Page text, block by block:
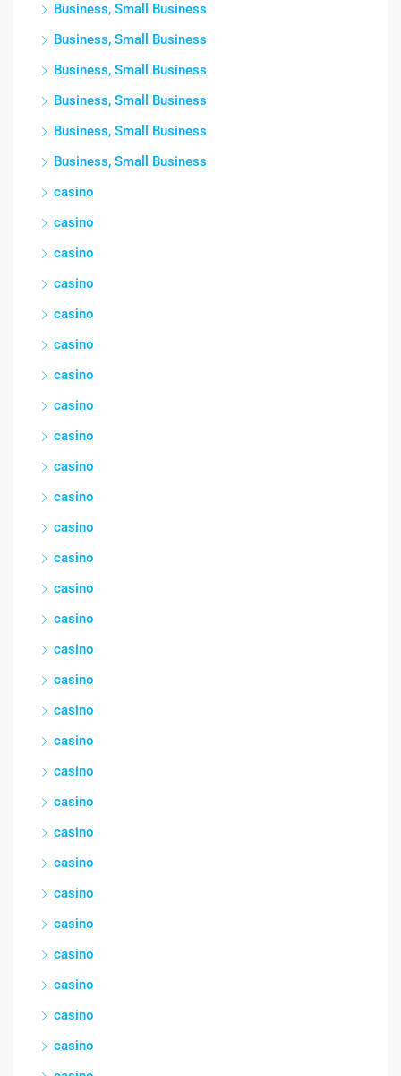
Business, Small Business
Business, Small Business
Business, Small Business
Business, Small Business
Business, Small Business
Business, Small Business
casino
casino
casino
casino
casino
casino
casino
casino
casino
casino
casino
casino
casino
casino
casino
casino
casino
casino
casino
casino
casino
casino
casino
casino
casino
casino
casino
casino
casino